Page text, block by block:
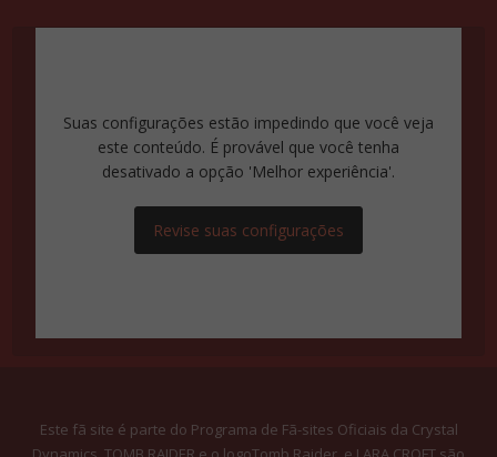
Suas configurações estão impedindo que você veja
este conteúdo. É provável que você tenha
desativado a opção 'Melhor experiência'.
Revise suas configurações
Este fã site é parte do Programa de Fã-sites Oficiais da Crystal